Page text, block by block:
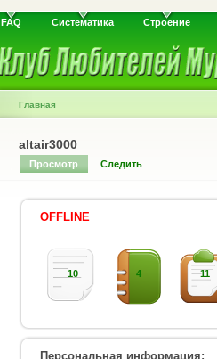
FAQ Систематика Строение
Главная
altair3000
Просмотр Следить
OFFLINE
10 4 11
Персональная информация: